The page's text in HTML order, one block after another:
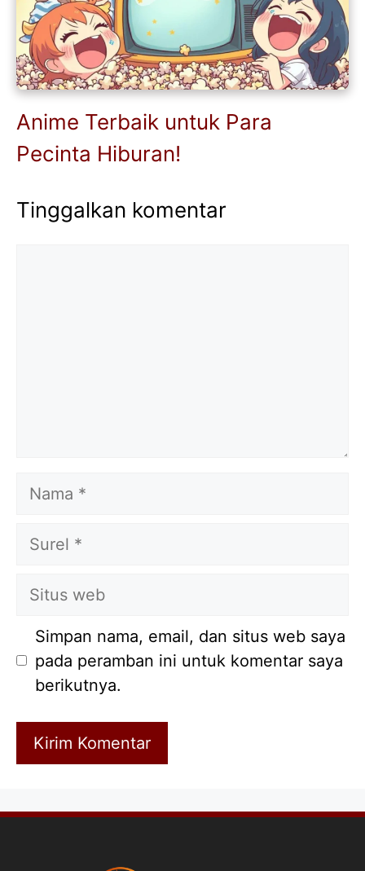
Anime Terbaik untuk Para
Pecinta Hiburan!
Tinggalkan komentar
Nama
Surel
Situs
Simpan nama, email, dan situs web saya
pada peramban ini untuk komentar saya
berikutnya.